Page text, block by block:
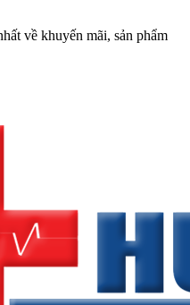
về khuyến mãi, sản phẩm